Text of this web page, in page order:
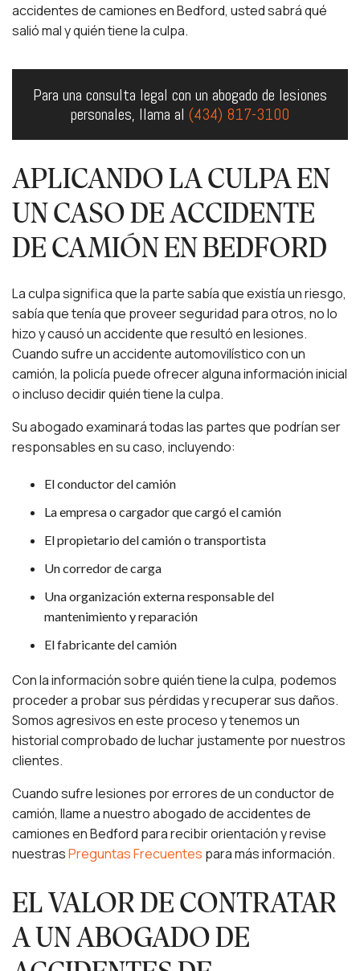
accidentes de camiones en Bedford, usted sabrá qué
salió mal y quién tiene la culpa.
Para una consulta legal con un abogado de lesiones
personales, llama al (434) 817-3100
APLICANDO LA CULPA EN
UN CASO DE ACCIDENTE
DE CAMIÓN EN BEDFORD
La culpa significa que la parte sabía que existía un riesgo,
sabía que tenía que proveer seguridad para otros, no lo
hizo y causó un accidente que resultó en lesiones.
Cuando sufre un accidente automovilístico con un
camión, la policía puede ofrecer alguna información inicial
o incluso decidir quién tiene la culpa.
Su abogado examinará todas las partes que podrían ser
responsables en su caso, incluyendo:
El conductor del camión
La empresa o cargador que cargó el camión
El propietario del camión o transportista
Un corredor de carga
Una organización externa responsable del
mantenimiento y reparación
El fabricante del camión
Con la información sobre quién tiene la culpa, podemos
proceder a probar sus pérdidas y recuperar sus daños.
Somos agresivos en este proceso y tenemos un
historial comprobado de luchar justamente por nuestros
clientes.
Cuando sufre lesiones por errores de un conductor de
camión, llame a nuestro abogado de accidentes de
camiones en Bedford para recibir orientación y revise
nuestrasPreguntas Frecuentes para más información.
EL VALOR DE CONTRATAR
A UN ABOGADO DE